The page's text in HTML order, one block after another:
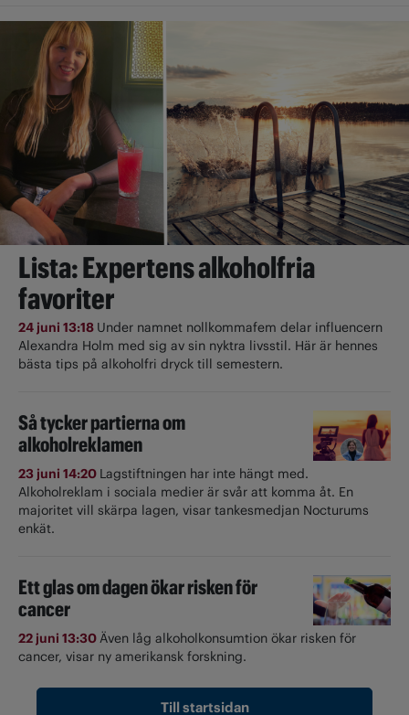
Lista: Expertens alkoholfria
favoriter
24 juni 13:18 Under namnet nollkommafem delar influencern
Alexandra Holm med sig av sin nyktra livsstil. Här är hennes
bästa tips på alkoholfri dryck till semestern.
Så tycker partierna om
alkoholreklamen
23 juni 14:20 Lagstiftningen har inte hängt med.
Alkoholreklam i sociala medier är svår att komma åt. En
majoritet vill skärpa lagen, visar tankesmedjan Nocturums
enkät.
Ett glas om dagen ökar risken för
cancer
22 juni 13:30Även låg alkoholkonsumtion ökar risken för
cancer, visar ny amerikansk forskning.
Till startsidan